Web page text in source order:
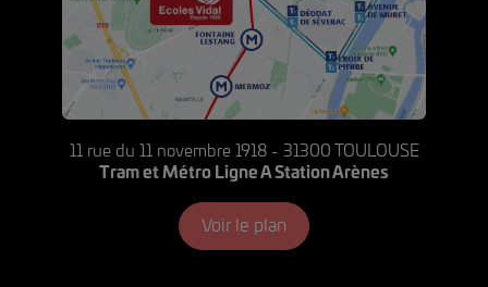
11 rue du 11 novembre 1918 - 31300 TOULOUSE
Tram et Métro Ligne A Station Arènes
Voir le plan